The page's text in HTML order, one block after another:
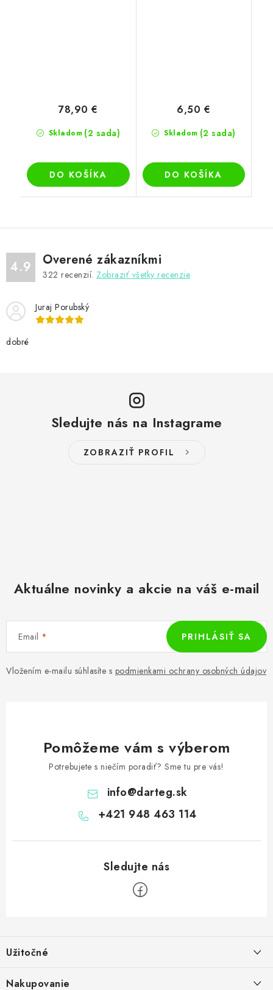
Skladom (2 sada)
78,90 €
DO KOŠÍKA
Skladom (2 sada)
6,50 €
DO KOŠÍKA
4.9 Overené zákazníkmi
322 recenzií. Zobraziť všetky recenzie
Juraj Porubský
dobré
Sledujte nás na Instagrame
ZOBRAZIŤ PROFIL
Aktuálne novinky a akcie na váš e-mail
Email
Vložením e-mailu súhlasíte s podmienkami ochrany osobných údajov
PRIHLÁSIŤ SA
Pomôžeme vám s výberom
Potrebujete s niečím poradiť? Sme tu pre vás!
info@darteg.sk
+421 948 463 114
p
ä
Užitočné
Nakupovanie